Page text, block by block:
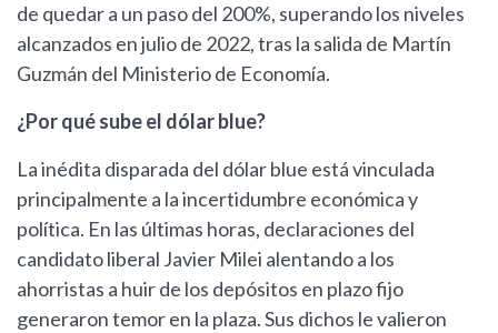
de quedar a un paso del 200%, superando los niveles
alcanzados en julio de 2022, tras la salida de Martín
Guzmán del Ministerio de Economía.
¿Por qué sube el dólar blue?
La inédita disparada del dólar blue está vinculada
principalmente a la incertidumbre económica y
política. En las últimas horas, declaraciones del
candidato liberal Javier Milei alentando a los
ahorristas a huir de los depósitos en plazo fijo
generaron temor en la plaza. Sus dichos le valieron